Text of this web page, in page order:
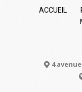
ACCUEIL
4